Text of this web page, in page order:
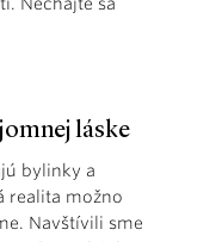
láske
bylinky a
realita možno
Navštívili sme